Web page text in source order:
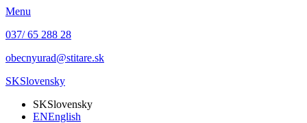
Menu
037/ 65 288 28
obecnyurad@stitare.sk
SKSlovensky
SKSlovensky
ENEnglish